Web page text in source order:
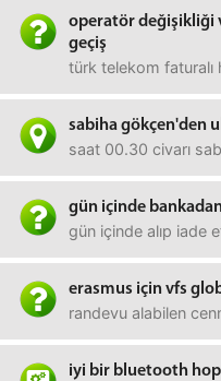
operatör değişikliği
geçiş
türk telekom faturalı
sabiha gökçen'den
saat 00.30 civarı
gün içinde
gün içinde alıp iade
erasmus için vfs
randevu alabilen
iyi bir bluetooth